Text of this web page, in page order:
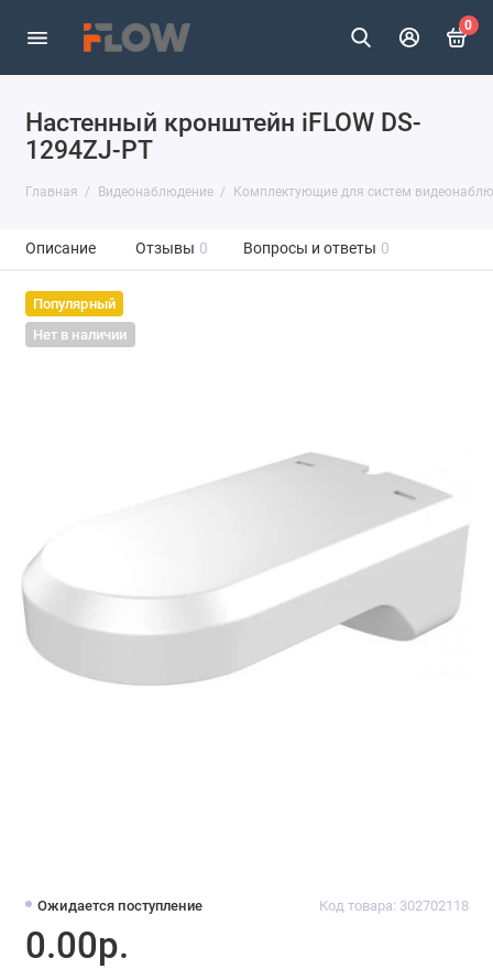
0
Настенный кронштейн iFLOW DS-
1294ZJ-PT
Главная Видеонаблюдение Комплектующие для систем
Описание Отзывы 0 Вопросы и ответы 0
Популярный
Нет в наличии
Ожидается поступление Код товара: 302702118
0.00р.